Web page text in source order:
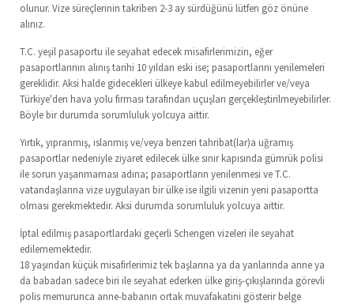
olunur. Vize süreçlerinin takriben 2-3 ay sürdüğünü lütfen göz önüne
alınız.
T.C. yeşil pasaportu ile seyahat edecek misafirlerimizin, eğer
pasaportlarının alınış tarihi 10 yıldan eski ise; pasaportlarını yenilemeleri
gereklidir. Aksi halde gidecekleri ülkeye kabul edilmeyebilirler ve/veya
Türkiye'den hava yolu firması tarafından uçuşları gerçekleştirilmeyebilirler.
Böyle bir durumda sorumluluk yolcuya aittir.
Yırtık, yıpranmış, ıslanmış ve/veya benzeri tahribat(lar)a uğramış
pasaportlar nedeniyle ziyaret edilecek ülke sınır kapısında gümrük polisi
ile sorun yaşanmaması adına; pasaportların yenilenmesi ve T.C.
vatandaşlarına vize uygulayan bir ülke ise ilgili vizenin yeni pasaportta
olması gerekmektedir. Aksi durumda sorumluluk yolcuya aittir.
İptal edilmiş pasaportlardaki geçerli Schengen vizeleri ile seyahat
edilememektedir.
18 yaşından küçük misafirlerimiz tek başlarına ya da yanlarında anne ya
da babadan sadece biri ile seyahat ederken ülke giriş-çıkışlarında görevli
polis memurunca anne-babanın ortak muvafakatini gösterir belge